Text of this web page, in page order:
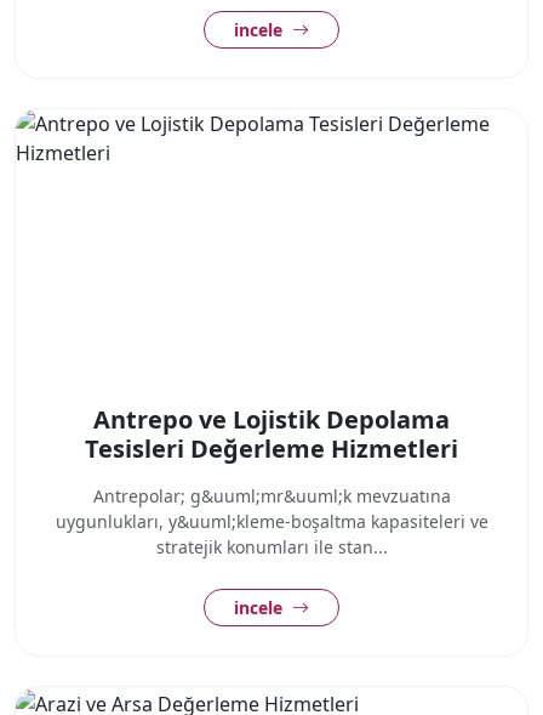
incele
Antrepo ve Lojistik Depolama
Tesisleri Değerleme Hizmetleri
Antrepolar; g&uuml;mr&uuml;k mevzuatına
uygunlukları, y&uuml;kleme-boşaltma kapasiteleri ve
stratejik konumları ile stan...
incele